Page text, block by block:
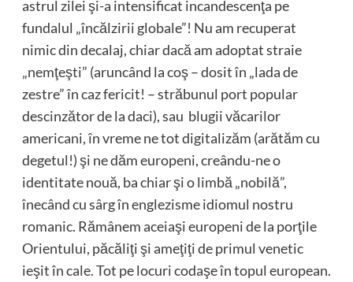
astrul zilei şi-a intensificat incandescenţa pe
fundalul „încălzirii globale”! Nu am recuperat
nimic din decalaj, chiar dacă am adoptat straie
„nemţeşti” (aruncând la coş – dosit în „lada de
zestre” în caz fericit! – străbunul port popular
descinzător de la daci), sau blugii văcarilor
americani, în vreme ne tot digitalizăm (arătăm cu
degetul!) şi ne dăm europeni, creându-ne o
identitate nouă, ba chiar şi o limbă „nobilă”,
înecând cu sârg în englezisme idiomul nostru
romanic. Rămânem aceiaşi europeni de la porţile
Orientului, păcăliţi şi ameţiţi de primul venetic
ieşit în cale. Tot pe locuri codaşe în topul european.